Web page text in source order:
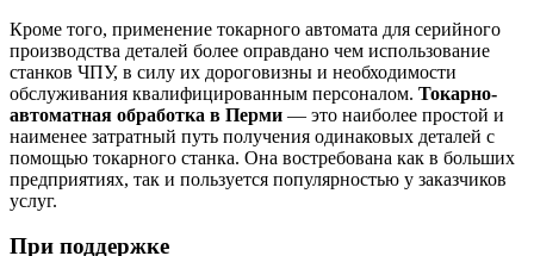
Кроме того, применение токарного автомата для серийного
производства деталей более оправдано чем использование
станков ЧПУ, в силу их дороговизны и необходимости
обслуживания квалифицированным персоналом. Токарно-
автоматная обработка в Перми — это наиболее простой и
наименее затратный путь получения одинаковых деталей с
помощью токарного станка. Она востребована как в больших
предприятиях, так и пользуется популярностью у заказчиков
услуг.
При поддержке